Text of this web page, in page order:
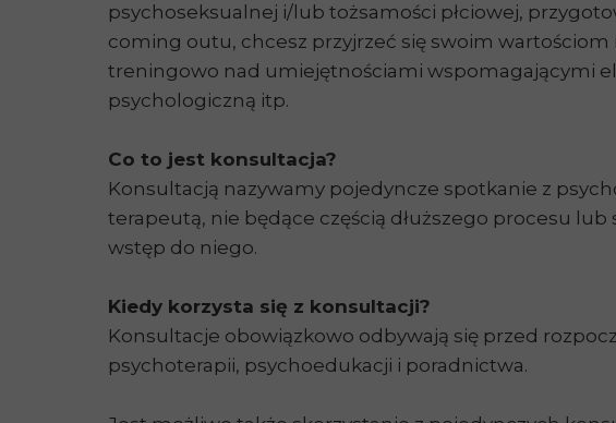
psychoseksualnej i/lub tożsamości płciowej,
coming outu, chcesz przyjrzeć się swoim wartościom
treningowo nad umiejętnościami wspomagającymi
psychologiczną itp.
Co to jest konsultacja?
Konsultacją nazywamy pojedyncze spotkanie z
terapeutą, nie będące częścią dłuższego procesu lub
wstęp do niego.
Kiedy korzysta się z konsultacji?
Konsultacje obowiązkowo odbywają się przed
psychoterapii, psychoedukacji i poradnictwa.